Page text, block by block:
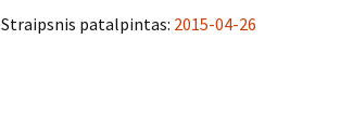
Straipsnis patalpintas: 2015-04-26